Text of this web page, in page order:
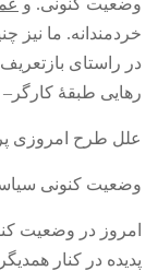
وضعیت کنونی. و
خردمندانه. ما نیز
در راستای
رهایی طبقۀ کارگر –
علل طرح امروزی
وضعیت کنونی
امروز در وضعیت
پدیده در کنار همدیگر